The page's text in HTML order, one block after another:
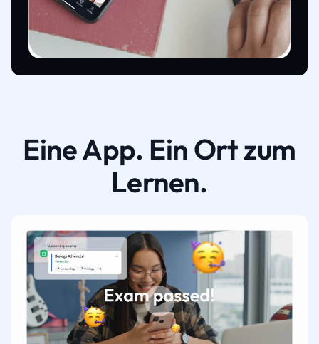
Eine App. Ein Ort zum
Lernen.